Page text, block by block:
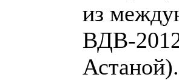
из
ВДВ-
Астаной).